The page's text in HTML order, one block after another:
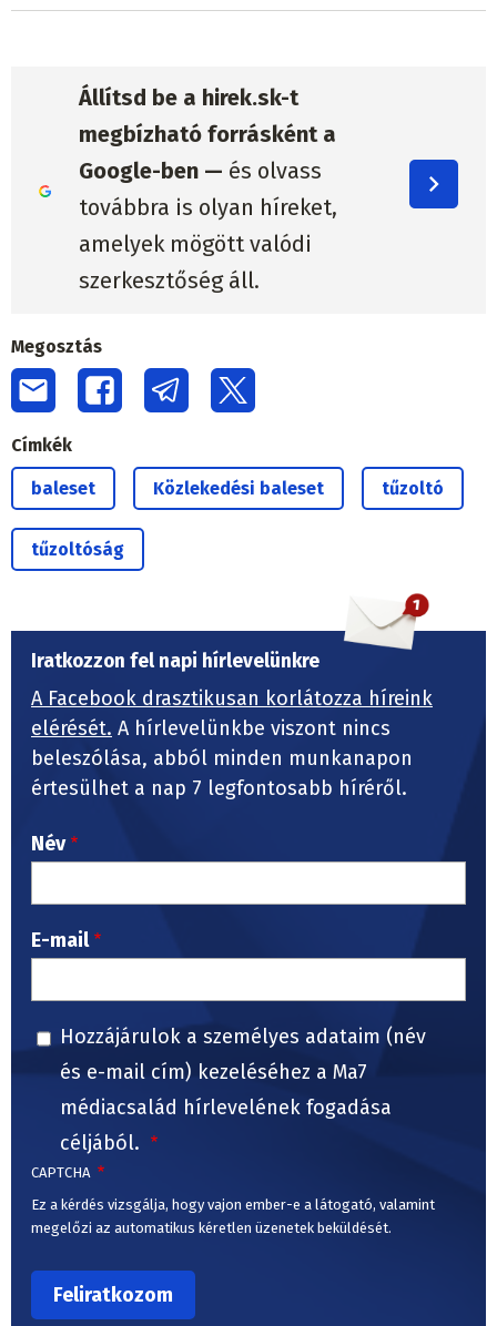
Állítsd be a hirek.sk-t
megbízható forrásként a
Google-ben — és olvass
továbbra is olyan híreket,
amelyek mögött valódi
szerkesztőség áll.
Megosztás
Címkék
baleset Közlekedési baleset tűzoltó
tűzoltóság
Iratkozzon fel napi hírlevelünkre
A Facebook drasztikusan korlátozza híreink
elérését. A hírlevelünkbe viszont nincs
beleszólása, abból minden munkanapon
értesülhet a nap 7 legfontosabb híréről.
Név
E-mail
Hozzájárulok a személyes adataim (név
és e-mail cím) kezeléséhez a Ma7
médiacsalád hírlevelének fogadása
céljából.
CAPTCHA
Ez a kérdés vizsgálja, hogy vajon ember-e a látogató, valamint
megelőzi az automatikus kéretlen üzenetek beküldését.